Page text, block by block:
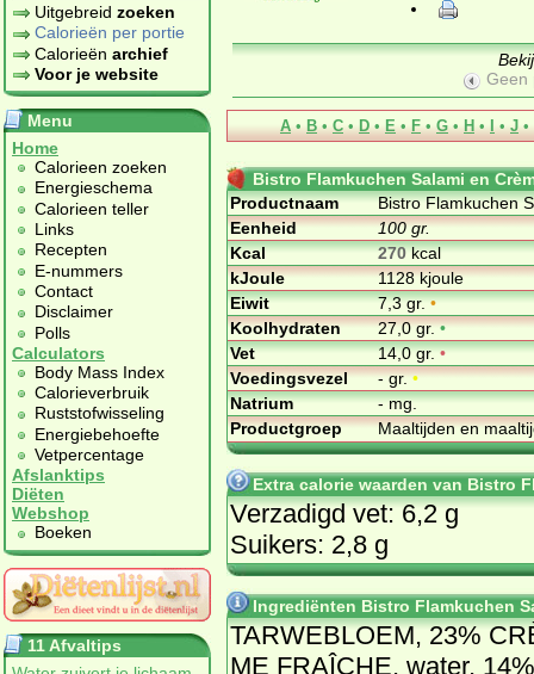
Uitgebreid zoeken
Calorieën per portie
Calorieën archief
Voor je website
Menu
Home
Calorieen zoeken
Energieschema
Calorieen teller
Links
Recepten
E-nummers
Contact
Disclaimer
Polls
Calculators
Body Mass Index
Calorieverbruik
Ruststofwisseling
Energiebehoefte
Vetpercentage
Afslanktips
Diëten
Webshop
Boeken
11 Afvaltips
Geen
A • B • C • D • E • F • G • H • I • J •
Bistro Flamkuchen Salami en
Productnaam
Bistro Flamkuchen
Eenheid
100 gr.
Kcal
270kcal
kJoule
1128 kjoule
Eiwit
7,3 gr.•
Koolhydraten
27,0 gr.•
Vet
14,0 gr.•
Voedingsvezel
- gr.•
Natrium
- mg.
Productgroep
Maaltijden en
Extra calorie waarden van Bistro
Verzadigd vet: 6,2 g
Suikers: 2,8 g
Ingrediënten Bistro Flamkuchen
TAR­WE­BLOEM, 23%
ME FRAÎ­CHE, wa­ter, 14%